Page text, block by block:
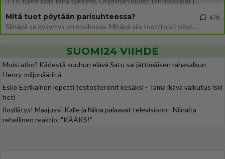
Mitä tuot pöytään parisuhteessa?
Siinäpä se kysymys on otsikossa. Mitäpä siis tuot/toisit pöytään parisuhteessa? Oletko mies vai nainen? Koetko sen mitä
478
SUOMI24 VIIHDE
Muistatko? Kädestä suuhun elävä Satu sai jättimäisen rahasalkun
Henry-miljonääriltä
Esko Eerikäinen lopetti testosteronit kesäksi - Tämä ikävä vaikutus iski
heti
Iloyllätys! Maajussi-Kalle ja Niina palaavat televisioon - Niinalta
rehellinen reaktio: "KÄÄKS!"